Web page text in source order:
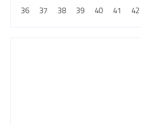
36
37 38 39 40 41 42